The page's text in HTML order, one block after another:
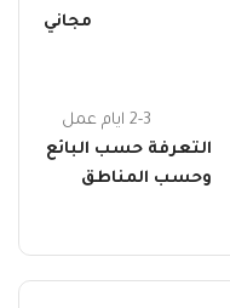
مجاني
2-3 ايام عمل
التعرفة حسب البائع
وحسب المناطق